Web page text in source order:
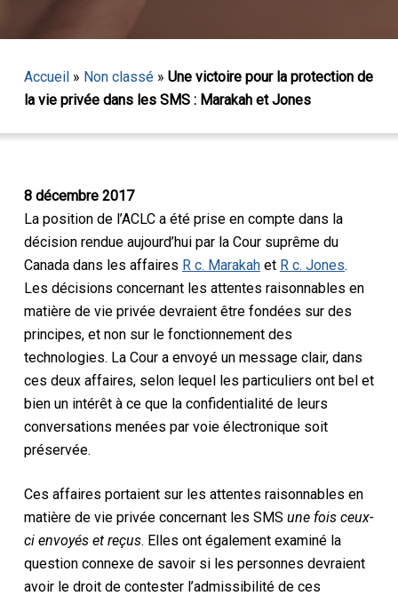
Accueil» Non classé» Une victoire pour la protection de
la vie privée dans les SMS : Marakah et Jones
8 décembre 2017
La position de l’ACLC a été prise en compte dans la
décision rendue aujourd’hui par la Cour suprême du
Canada dans les affaires R c. Marakahet R c. Jones.
Les décisions concernant les attentes raisonnables en
matière de vie privée devraient être fondées sur des
principes, et non sur le fonctionnement des
technologies. La Cour a envoyé un message clair, dans
ces deux affaires, selon lequel les particuliers ont bel et
bien un intérêt à ce que la confidentialité de leurs
conversations menées par voie électronique soit
préservée.
Ces affaires portaient sur les attentes raisonnables en
matière de vie privée concernant les SMS une fois ceux-
ci envoyés et reçus. Elles ont également examiné la
question connexe de savoir si les personnes devraient
avoir le droit de contester l’admissibilité de ces